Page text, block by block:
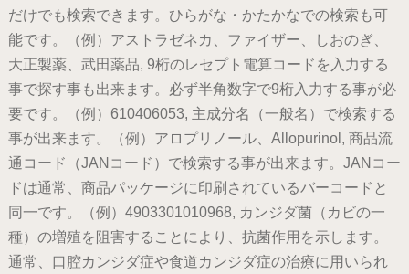
だけでも検索できます。ひらがな・かたかなでの検索も可
能です。（例）アストラゼネカ、ファイザー、しおのぎ、
大正製薬、武田薬品, 9桁のレセプト電算コードを入力する
事で探す事も出来ます。必ず半角数字で9桁入力する事が必
要です。（例）610406053, 主成分名（一般名）で検索する
事が出来ます。（例）アロプリノール、Allopurinol, 商品流
通コード（JANコード）で検索する事が出来ます。JANコー
ドは通常、商品パッケージに印刷されているバーコードと
同一です。（例）4903301010968, カンジダ菌（カビの一
種）の増殖を阻害することにより、抗菌作用を示します。
通常、口腔カンジダ症や食道カンジダ症の治療に用いられ